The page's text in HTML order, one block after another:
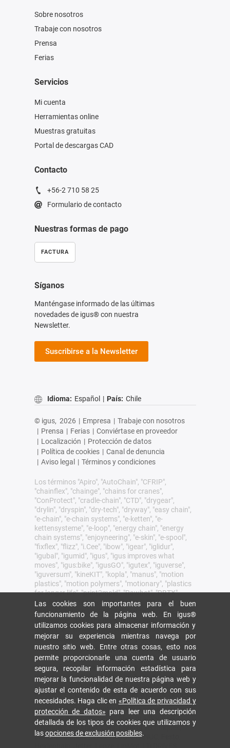
Sobre nosotros
Trabaje con nosotros
Prensa
Ferias
Servicios
Mi cuenta
Herramientas online
Muestras gratuitas
Portal de descargas CAD
Contacto
+56-2 710 58 25
Formulario de contacto
Nuestras formas de pago
FACTURA
Síganos
Manténgase informado de las últimas
novedades de igus® con nuestra
Newsletter.
Suscribirse a la Newsletter
Idioma: Español | País: Chile
© igus, 2026 | Empresa | Trabaje con nosotros
| Prensa | Ferias | Conviértase en proveedor
| Localización | Protección de datos
| Política de cookies | Canal de denuncia
| Aviso legal | Términos y condiciones
Los términos "Apiro", "AutoChain", "CFRIP",
"chainflex", "chainge", "chains for cranes",
"ConProtect", "cradle-chain", "CTD", "drygear",
"drylin", "dryspin", "dry-tech", "dryway", "easy chain",
"e-chain", "e-chain systems", "e-ketten", "e-
kettensysteme", "e-loop", "energy chain", "energy
chain systems", "enjoyneering", "e-skin", "e-spool",
"fixflex", "flizz", "i.Cee", "ibow", "igear", "iglidur",
"igubal", "igumid", "igus", "igus improves what
moves", "igus:bike", "igusGO", "igutex", "iguverse",
"iguversum", "kineKIT", "kopla", "manus", "motion
plastics", "motion polymers", "motionary", "plastics
for longer life", "print2mold", "Rawbot", "RBTX",
"readycable", "readychain", "ReBeL", "ReCyycle",
"reguse", "robolink", "Rohbot", "savfe", "speedigus",
"superwise", "take the dryway", "tribofilament",
"tribotape", "triflex", "twisterchain", "when it moves,
igus improves", "xirodur", "xiros" y "yes" son marcas
comerciales legalmente protegidas de igus® SE &
Co. KG en la República Federal de Alemania y otros
países. Esta es una lista no exhaustiva de las
marcas comerciales de igus SE & Co. KG o de
empresas afiliadas de igus en Alemania, la Unión
Europea, EE.UU. y/u otros países o jurisdicciones.
igus® SE & Co. KG puntualiza que no vende ningún
producto de las empresas Allen Bradley, B&R,
Baumüller, Beckhoff, Lahr, Control Techniques,
Danaher Motion, ELAU, FAGOR, FANUC, Festo,
Las cookies son importantes para el buen
funcionamiento de la página web. En igus®
utilizamos cookies para almacenar información y
mejorar su experiencia mientras navega por
nuestro sitio web. Entre otras cosas, esto nos
permite proporcionarle una cuenta de usuario
segura, recopilar información estadística para
mejorar la funcionalidad de nuestra página web y
ajustar el contenido de esta de acuerdo con sus
necesidades. Haga clic en «Política de privacidad y
protección de datos» para leer una descripción
detallada de los tipos de cookies que utilizamos y
lasopciones de exclusión posibles.